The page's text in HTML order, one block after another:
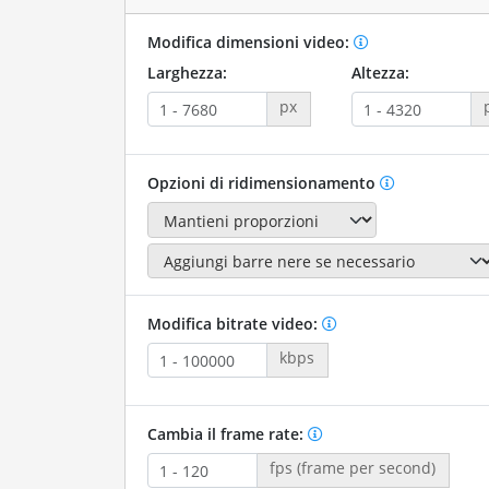
Modifica dimensioni video:
Larghezza:
px
Altezza:
Opzioni di ridimensionamento
Modifica bitrate video:
kbps
Cambia il frame rate:
fps (frame per second)